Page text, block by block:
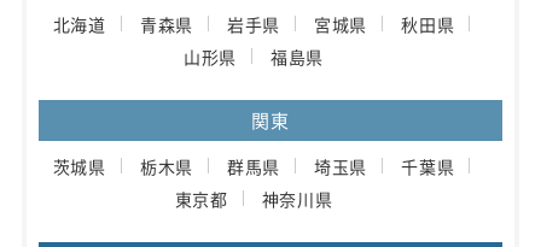
北海道 青森県 岩手県 宮城県
秋田県
山形県
福島県
関東
茨城県 栃木県 群馬県 埼玉県
千葉県
東京都
神奈川県